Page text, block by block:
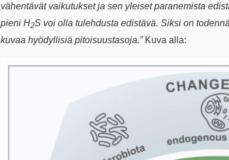
vähentävät vaikutukset ja sen yleiset paranemista
pieni H2S voi olla tulehdusta edistävä. Siksi on
kuvaa hyödyllisiä pitoisuustasoja.” Kuva alla: